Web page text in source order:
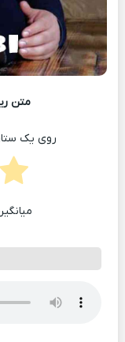
متن
روی یک